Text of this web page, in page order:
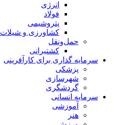
انرژی
فولاد
پتروشیمی
کشاورزی و شیلات
حمل‌و‌نقل
کشتیرانی
سرمایه گذاری برای کارآفرینی
پزشکی
شهرسازی
گردشگری
سرمایه انسانی
آموزشی
هنر